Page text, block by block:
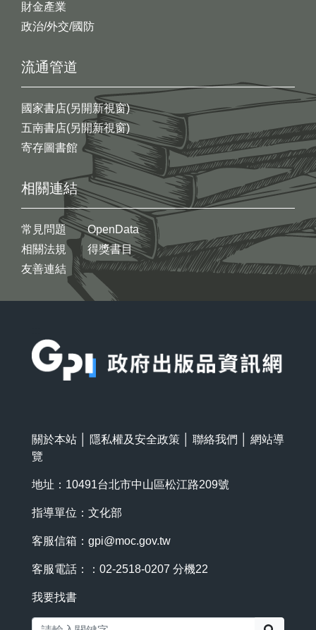
財金產業
政治/外交/國防
流通管道
國家書店(另開新視窗)
五南書店(另開新視窗)
寄存圖書館
相關連結
常見問題
相關法規
友善連結
OpenData
得獎書目
關於本站 隱私權及安全政策 聯絡我們
網站導
覽
地址：10491台北市中山區松江路209號
指導單位：文化部
客服信箱： gpi@moc.gov.tw
客服電話：：02-2518-0207 分機22
我要找書